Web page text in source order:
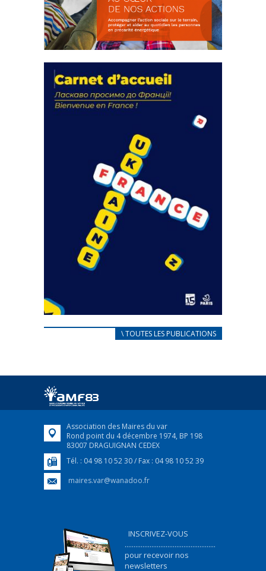
actions
18 septembre 2023
FEUILLETER
CARNET D’ACCUEIL
Afin d’accompagner au mieux les réfugiés
FEUILLETER
\ TOUTES LES PUBLICATIONS
Association des Maires du var
Rond point du 4 décembre 1974, BP 198
83007 DRAGUIGNAN CEDEX
Tél. : 04 98 10 52 30 / Fax : 04 98 10 52 39
maires.var@wanadoo.fr
INSCRIVEZ-VOUS
...................................................
pour recevoir nos
newsletters